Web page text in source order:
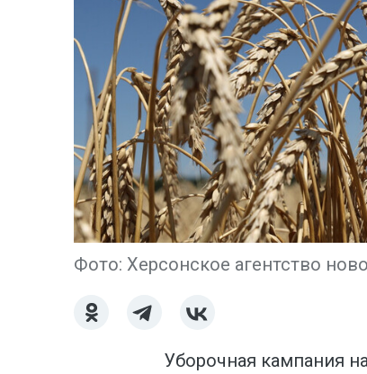
Фото: Херсонское агентство
Уборочная кампания